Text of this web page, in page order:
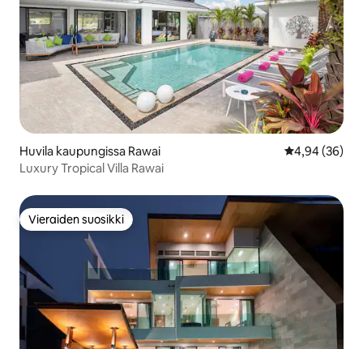
Huvila kaupungissa Rawai
4,94 (36)
Luxury Tropical Villa Rawai
Vieraiden suosikki
Vieraiden suosikki